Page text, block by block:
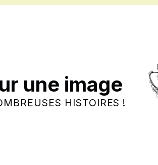
une image
HISTOIRES !